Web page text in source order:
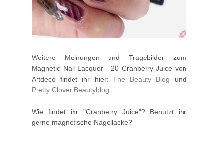
Weitere Meinungen und Tragebilder zum
Magnetic Nail Lacquer - 20 Cranberry Juice von
Artdeco findet ihr hier: The Beauty Blog und
Pretty Clover Beautyblog
Wie findet ihr "Cranberry Juice"? Benutzt ihr
gerne magnetische Nagellacke?